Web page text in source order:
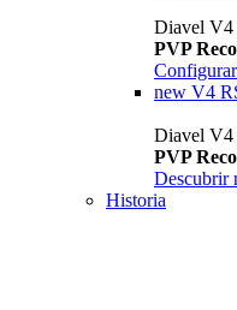
Diavel V4
PVP
Configurar
new V4
Diavel V4
PVP
Descubrir
Historia